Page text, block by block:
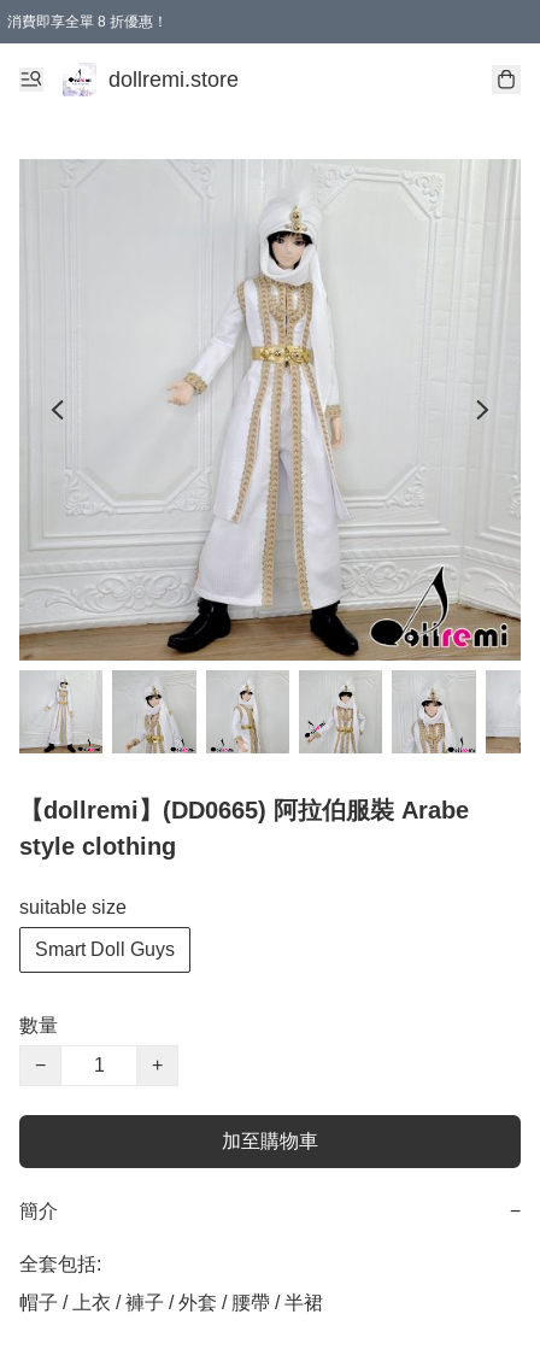
消費即享全單 8 折優惠！
購物滿 HKD 1500.00即享免運費優惠！（適用於 本地送貨、本地取貨、國際送貨 )
dollremi.store
【dollremi】(DD0665) 阿拉伯服裝 Arabe
style clothing
suitable size
Smart Doll Guys
數量
−
+
加至購物車
簡介 −
全套包括:
帽子 / 上衣 / 褲子 / 外套 / 腰帶 / 半裙